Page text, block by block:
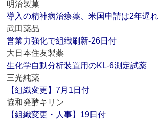
明治製菓
導入の精神病治療薬、米国申請は2年遅れ
武田薬品
営業力強化で組織刷新‐26日付
大日本住友製薬
生化学自動分析装置用のKL‐6測定試薬
三光純薬
【組織変更】7月1日付
協和発酵キリン
【組織変更・人事】19日付